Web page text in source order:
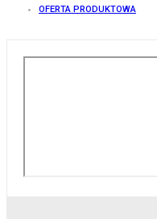
OFERTA PRODUKTOWA